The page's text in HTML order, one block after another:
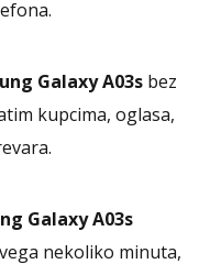
Galaxy A03s bez
kupcima, oglasa,
Galaxy A03s
nekoliko minuta,